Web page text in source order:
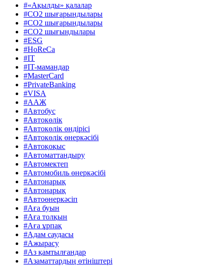
#«Ақылды» қалалар
#CO2 шығарындылары
#CO2 шығарындылары
#CO2 шығындылары
#ESG
#HoReCa
#IT
#IT-мамандар
#MasterCard
#PrivateBanking
#VISA
#ААЖ
#Автобус
#Автокөлік
#Автокөлік өндірісі
#Автокөлік өнеркәсібі
#Автоқоқыс
#Автоматтандыру
#Автомектеп
#Автомобиль өнеркәсібі
#Автонарық
#Автонарық
#Автоөнеркәсіп
#Аға буын
#Аға толқын
#Аға ұрпақ
#Адам саудасы
#Ажырасу
#Аз қамтылғандар
#Азаматтардың өтініштері